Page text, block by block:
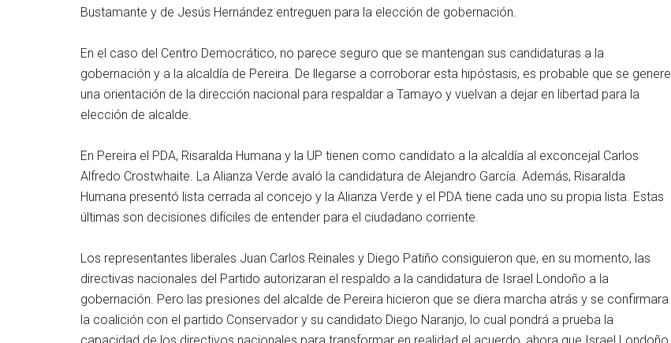
Bustamante y de Jesús Hernández entreguen para la elección de gobernación.
En el caso del Centro Democrático, no parece seguro que se mantengan sus candidaturas a la
gobernación y a la alcaldía de Pereira. De llegarse a corroborar esta hipóstasis, es probable que se genere
una orientación de la dirección nacional para respaldar a Tamayo y vuelvan a dejar en libertad para la
elección de alcalde.
En Pereira el PDA, Risaralda Humana y la UP tienen como candidato a la alcaldía al exconcejal Carlos
Alfredo Crostwhaite. La Alianza Verde avaló la candidatura de Alejandro García. Además, Risaralda
Humana presentó lista cerrada al concejo y la Alianza Verde y el PDA tiene cada uno su propia lista. Estas
últimas son decisiones difíciles de entender para el ciudadano corriente.
Los representantes liberales Juan Carlos Reinales y Diego Patiño consiguieron que, en su momento, las
directivas nacionales del Partido autorizaran el respaldo a la candidatura de Israel Londoño a la
gobernación. Pero las presiones del alcalde de Pereira hicieron que se diera marcha atrás y se confirmara
la coalición con el partido Conservador y su candidato Diego Naranjo, lo cual pondrá a prueba la